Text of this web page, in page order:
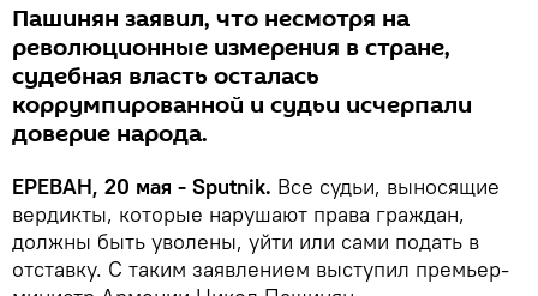
Пашинян заявил, что несмотря на
революционные измерения в стране,
судебная власть осталась
коррумпированной и судьи исчерпали
доверие народа.
ЕРЕВАН, 20 мая - Sputnik. Все судьи, выносящие
вердикты, которые нарушают права граждан,
должны быть уволены, уйти или сами подать в
отставку. С таким заявлением выступил премьер-